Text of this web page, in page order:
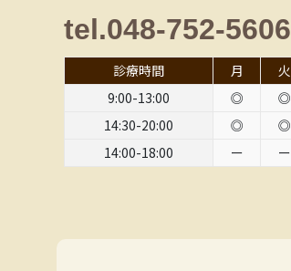
tel.048-752-5606
診療時間 月 火
9:00-13:00
◎ ◎
14:30-20:00
◎ ◎
14:00-18:00
ー ー